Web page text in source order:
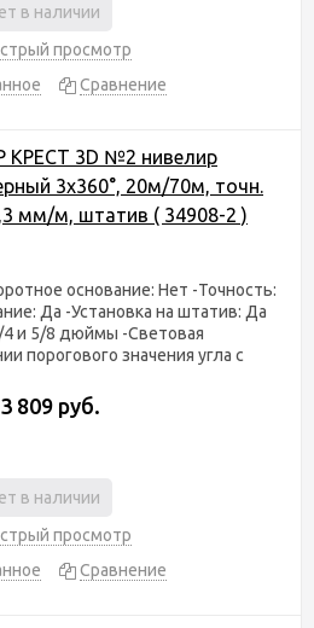
в наличии
просмотр
Сравнение
КРЕСТ 3D №2 нивелир
3х360°, 20м/70м, точн.
мм/м, штатив ( 34908-2 )
основание: Нет -Точность:
Да -Установка на штатив: Да
4 и 5/8 дюймы -Световая
порогового значения угла с
809 руб.
в наличии
просмотр
Сравнение